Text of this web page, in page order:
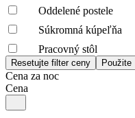
Oddelené postele
Súkromná kúpeľňa
Pracovný stôl
Cena za noc
Cena